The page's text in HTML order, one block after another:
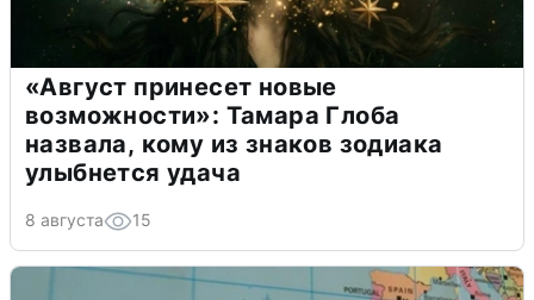
«Август принесет новые
возможности»: Тамара Глоба
назвала, кому из знаков зодиака
улыбнется удача
8 августа 15